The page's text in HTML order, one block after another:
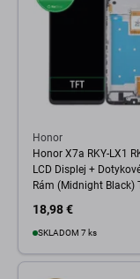
Honor
Honor X7a RKY-LX1
LCD Displej +
Rám (Midnight Black)
18,98 €
SKLADOM 7 ks